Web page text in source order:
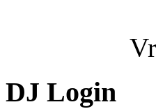
DJ Login